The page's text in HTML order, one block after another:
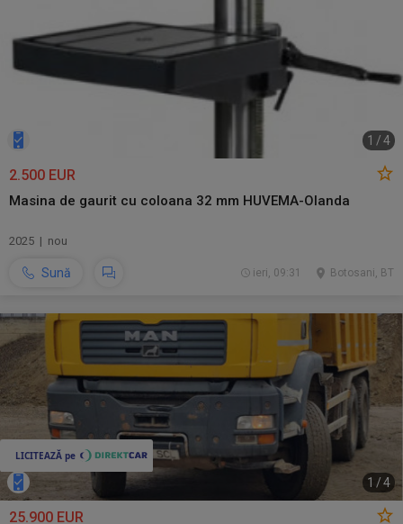
1 /4
2.500 EUR
Masina de gaurit cu coloana 32 mm HUVEMA-Olanda
2025 | nou
Sună Botosani, BT
ieri, 09:31
1 /4
25.900 EUR